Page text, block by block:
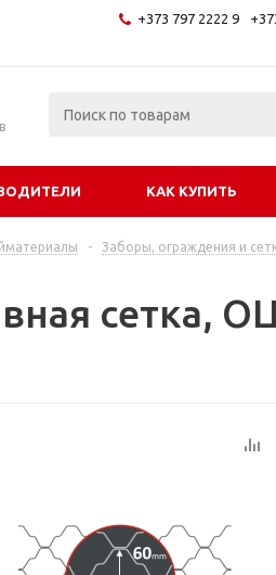
+373 797 2222 9
КАК КУПИТЬ
- Заборы, ограждения и
сетка,